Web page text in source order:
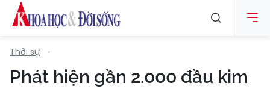
Thời sự
Phát hiện gần 2.000 đầu kim